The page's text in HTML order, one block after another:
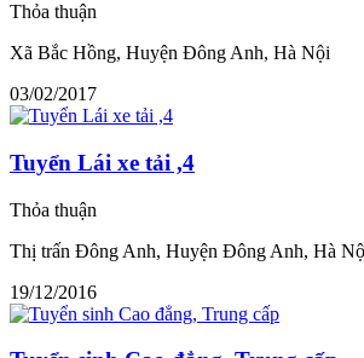
Thỏa thuận
Xã Bắc Hồng, Huyện Đông Anh, Hà Nội
03/02/2017
Tuyển Lái xe tải ,4
Thỏa thuận
Thị trấn Đông Anh, Huyện Đông Anh, Hà
19/12/2016